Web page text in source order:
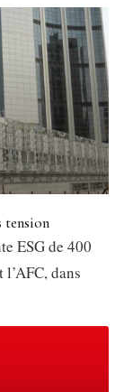
tension
ESG de 400
dans